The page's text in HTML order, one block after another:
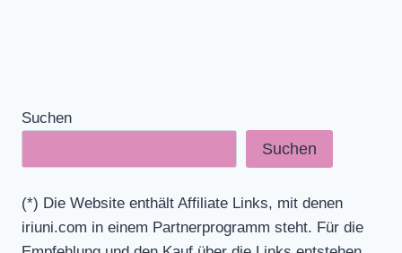
Suchen
Suchen
(*) Die Website enthält Affiliate Links, mit denen
iriuni.com in einem Partnerprogramm steht. Für die